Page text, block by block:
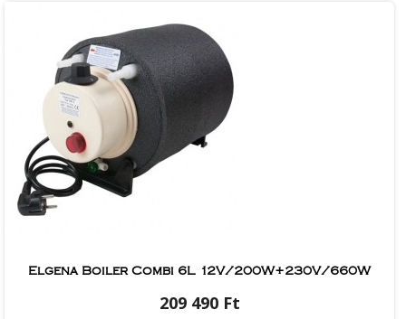
Elgena Boiler Combi 6L 12V/200W+230V/660W
209 490 Ft